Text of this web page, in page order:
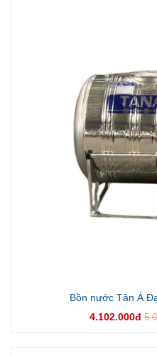
Bồn nước Tân Á
4.102.000đ